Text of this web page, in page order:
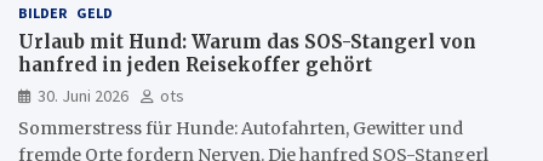
BILDER GELD
Urlaub mit Hund: Warum das SOS-Stangerl von
hanfred in jeden Reisekoffer gehört
30. Juni 2026
ots
Sommerstress für Hunde: Autofahrten, Gewitter und
fremde Orte fordern Nerven. Die hanfred SOS-Stangerl